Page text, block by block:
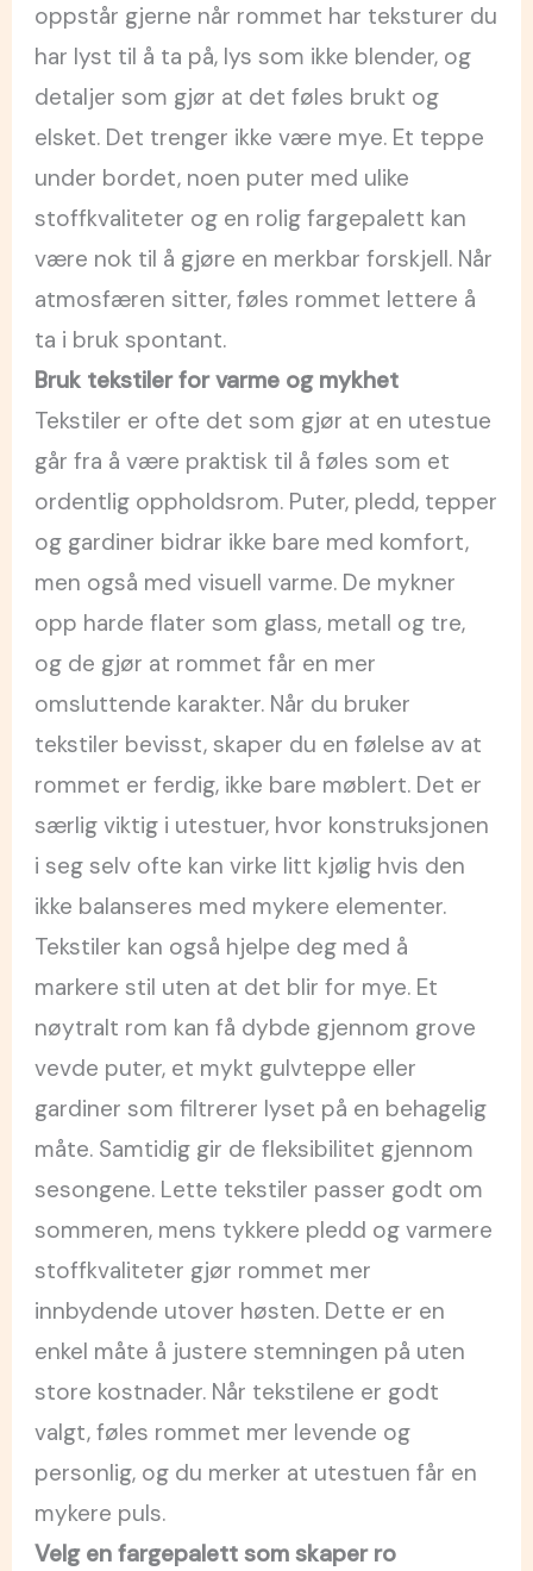
oppstår gjerne når rommet har teksturer du
har lyst til å ta på, lys som ikke blender, og
detaljer som gjør at det føles brukt og
elsket. Det trenger ikke være mye. Et teppe
under bordet, noen puter med ulike
stoffkvaliteter og en rolig fargepalett kan
være nok til å gjøre en merkbar forskjell. Når
atmosfæren sitter, føles rommet lettere å
ta i bruk spontant.
Bruk tekstiler for varme og mykhet
Tekstiler er ofte det som gjør at en utestue
går fra å være praktisk til å føles som et
ordentlig oppholdsrom. Puter, pledd, tepper
og gardiner bidrar ikke bare med komfort,
men også med visuell varme. De mykner
opp harde flater som glass, metall og tre,
og de gjør at rommet får en mer
omsluttende karakter. Når du bruker
tekstiler bevisst, skaper du en følelse av at
rommet er ferdig, ikke bare møblert. Det er
særlig viktig i utestuer, hvor konstruksjonen
i seg selv ofte kan virke litt kjølig hvis den
ikke balanseres med mykere elementer.
Tekstiler kan også hjelpe deg med å
markere stil uten at det blir for mye. Et
nøytralt rom kan få dybde gjennom grove
vevde puter, et mykt gulvteppe eller
gardiner som filtrerer lyset på en behagelig
måte. Samtidig gir de fleksibilitet gjennom
sesongene. Lette tekstiler passer godt om
sommeren, mens tykkere pledd og varmere
stoffkvaliteter gjør rommet mer
innbydende utover høsten. Dette er en
enkel måte å justere stemningen på uten
store kostnader. Når tekstilene er godt
valgt, føles rommet mer levende og
personlig, og du merker at utestuen får en
mykere puls.
Velg en fargepalett som skaper ro